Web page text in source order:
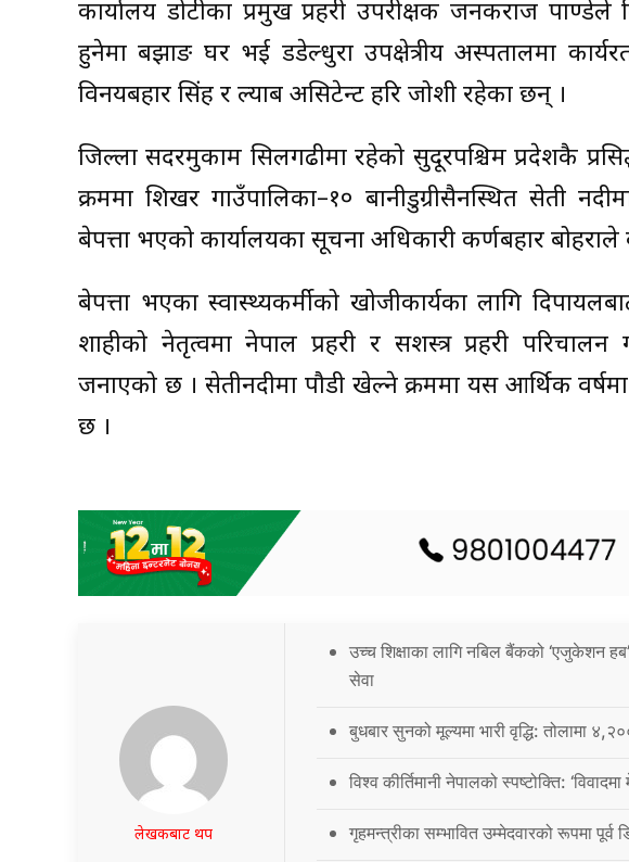
कार्यालय डोटीका प्रमुख प्रहरी उपरीक्षक जनकराज
हुनेमा बझाङ घर भई डडेल्धुरा उपक्षेत्रीय अस्पतालमा
विनयबहादुर सिंह र ल्याब असिटेन्ट हरि जोशी रहेका छन् ।
जिल्ला सदरमुकाम सिलगढीमा रहेको सुदूरपश्चिम प्रदेशकै
क्रममा शिखर गाउँपालिका–१० बानीडुग्रीसैनस्थित सेती
बेपत्ता भएको कार्यालयका सूचना अधिकारी कर्णबहादुर
बेपत्ता भएका स्वास्थ्यकर्मीको खोजीकार्यका लागि
शाहीको नेतृत्वमा नेपाल प्रहरी र सशस्त्र प्रहरी परिचालन
जनाएको छ । सेतीनदीमा पौडी खेल्ने क्रममा यस आर्थिक
छ ।
लेखकबाट थप
उच्च शिक्षाका लागि नबिल बैंकको ‘एजुकेशन
सेवा
बुधबार सुनको मूल्यमा भारी वृद्धि: तोलामा
विश्व कीर्तिमानी नेपालको स्पष्टोक्ति:
गृहमन्त्रीका सम्भावित उम्मेदवारको रूपमा